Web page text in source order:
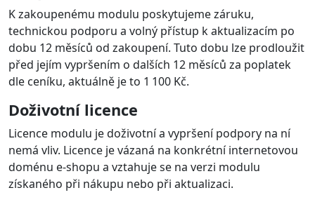
K zakoupenému modulu poskytujeme záruku,
technickou podporu a volný přístup k aktualizacím po
dobu 12 měsíců od zakoupení. Tuto dobu lze prodloužit
před jejím vypršením o dalších 12 měsíců za poplatek
dle ceníku, aktuálně je to 1 100 Kč.
Doživotní licence
Licence modulu je doživotní a vypršení podpory na ní
nemá vliv. Licence je vázaná na konkrétní internetovou
doménu e-shopu a vztahuje se na verzi modulu
získaného při nákupu nebo při aktualizaci.